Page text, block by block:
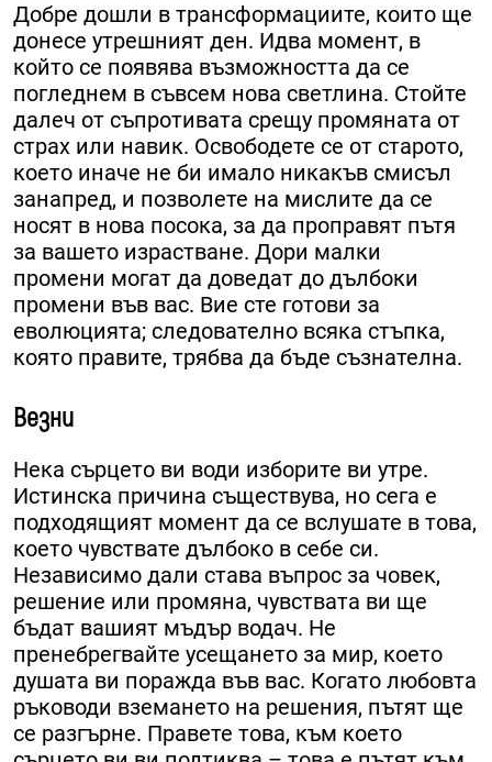
Добре дошли в трансформациите, които ще
донесе утрешният ден. Идва момент, в
който се появява възможността да се
погледнем в съвсем нова светлина. Стойте
далеч от съпротивата срещу промяната от
страх или навик. Освободете се от старото,
което иначе не би имало никакъв смисъл
занапред, и позволете на мислите да се
носят в нова посока, за да проправят пътя
за вашето израстване. Дори малки
промени могат да доведат до дълбоки
промени във вас. Вие сте готови за
еволюцията; следователно всяка стъпка,
която правите, трябва да бъде съзнателна.
Везни
Нека сърцето ви води изборите ви утре.
Истинска причина съществува, но сега е
подходящият момент да се вслушате в това,
което чувствате дълбоко в себе си.
Независимо дали става въпрос за човек,
решение или промяна, чувствата ви ще
бъдат вашият мъдър водач. Не
пренебрегвайте усещането за мир, което
душата ви поражда във вас. Когато любовта
ръководи вземането на решения, пътят ще
се разгърне. Правете това, към което